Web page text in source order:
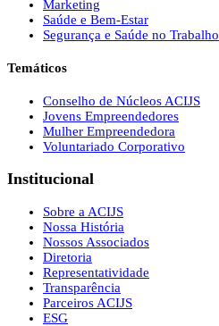
Marketing
Saúde e Bem-Estar
Segurança e Saúde no Trabalho
Temáticos
Conselho de Núcleos ACIJS
Jovens Empreendedores
Mulher Empreendedora
Voluntariado Corporativo
Institucional
Sobre a ACIJS
Nossa História
Nossos Associados
Diretoria
Representatividade
Transparência
Parceiros ACIJS
ESG